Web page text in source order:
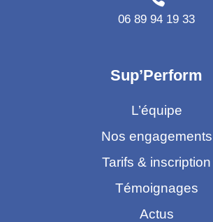
06 89 94 19 33
Sup’Perform
L’équipe
Nos engagements
Tarifs & inscription
Témoignages
Actus